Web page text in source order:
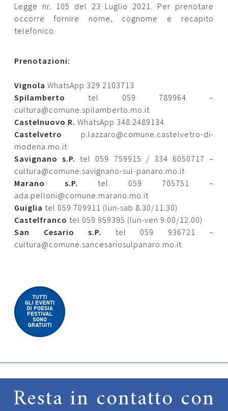
Legge nr. 105 del 23 Luglio 2021. Per prenotare
occorre fornire nome, cognome e recapito
telefonico.
Prenotazioni:
Vignola WhatsApp 329 2103713
Spilamberto tel 059 789964 –
cultura@comune.spilamberto.mo.it
Castelnuovo R. WhatsApp 348 2489134
Castelvetro p.lazzaro@comune.castelvetro-di-
modena.mo.it
Savignano s.P. tel 059 759915 / 334 6050717 –
cultura@comune.savignano-sul-panaro.mo.it
Marano s.P. tel 059 705751 –
ada.pelloni@comune.marano.mo.it
Guiglia tel 059 709911 (lun-sab 8.30/11.30)
Castelfranco tel 059 959395 (lun-ven 9.00/12.00)
San Cesario s.P. tel 059 936721 –
cultura@comune.sancesariosulpanaro.mo.it
Resta in contatto con